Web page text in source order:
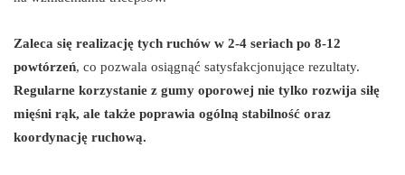
Zaleca się realizację tych ruchów w 2-4 seriach po 8-12
powtórzeń, co pozwala osiągnąć satysfakcjonujące rezultaty.
Regularne korzystanie z gumy oporowej nie tylko rozwija siłę
mięśni rąk, ale także poprawia ogólną stabilność oraz
koordynację ruchową.